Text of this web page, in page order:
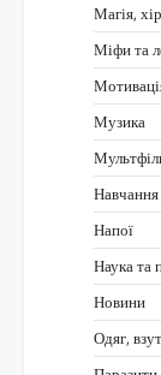
Магія,
Міфи та
Музика
Навчання
Напої
Наука та
Новини
Одяг,